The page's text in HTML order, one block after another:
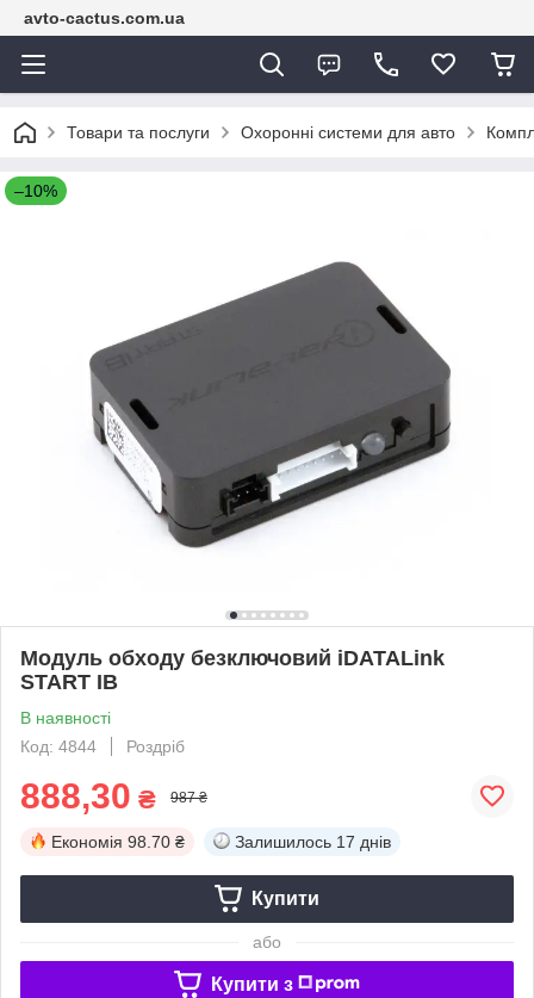
avto-cactus.com.ua
Товари та послуги Охоронні системи для авто
–10%
Модуль обходу безключовий iDATALink
START IB
В наявності
Код: 4844
Роздріб
888,30 ₴ 987 ₴
Економія 98.70 ₴ Залишилось 17 днів
Купити
або
Купити з